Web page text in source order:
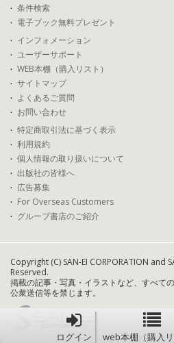
ログイン web本棚（購入リ
条件検索
電子ブック無料プレゼント
インフォメーション
ユーザーサポート
WEB本棚（購入リスト）
サイトマップ
よくあるご質問
お問い合わせ
特定商取引法に基づく表示
利用規約
個人情報の取り扱いについて
出版社の皆様へ
広告募集
For Overseas Customers
グループ書店のご紹介
Copyright (C) SAN-EI CORPORATION and
Reserved.
掲載の記事・写真・イラストなど、すべて
公衆送信等を禁じます。